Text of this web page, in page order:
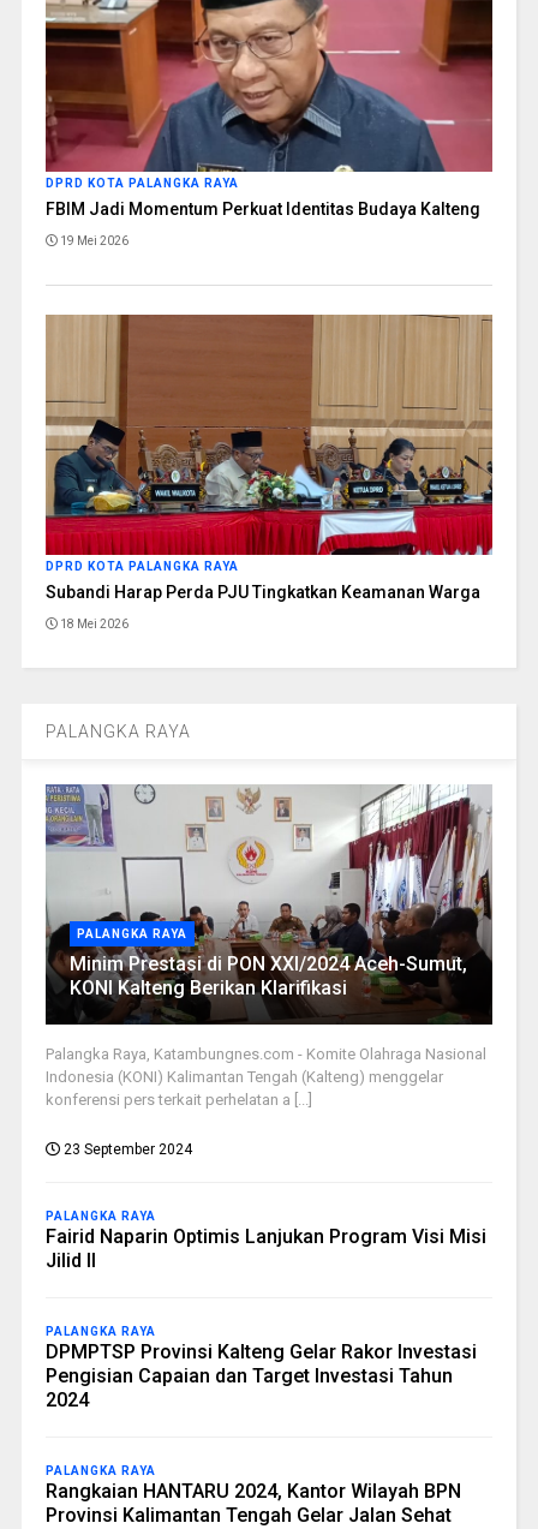
DPRD KOTA PALANGKA RAYA
FBIM Jadi Momentum Perkuat Identitas Budaya Kalteng
19 Mei 2026
DPRD KOTA PALANGKA RAYA
Subandi Harap Perda PJU Tingkatkan Keamanan Warga
18 Mei 2026
PALANGKA RAYA
PALANGKA RAYA
Minim Prestasi di PON XXI/2024 Aceh-Sumut,
KONI Kalteng Berikan Klarifikasi
Palangka Raya, Katambungnes.com - Komite Olahraga Nasional
Indonesia (KONI) Kalimantan Tengah (Kalteng) menggelar
konferensi pers terkait perhelatan a [...]
23 September 2024
PALANGKA RAYA
Fairid Naparin Optimis Lanjukan Program Visi Misi
Jilid II
PALANGKA RAYA
DPMPTSP Provinsi Kalteng Gelar Rakor Investasi
Pengisian Capaian dan Target Investasi Tahun
2024
PALANGKA RAYA
Rangkaian HANTARU 2024, Kantor Wilayah BPN
Provinsi Kalimantan Tengah Gelar Jalan Sehat